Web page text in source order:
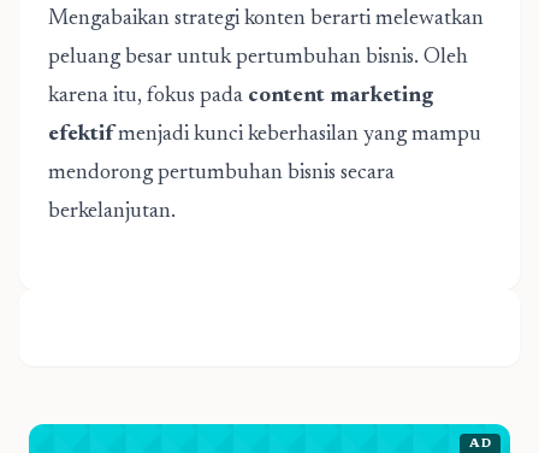
Mengabaikan strategi konten berarti melewatkan
peluang besar untuk pertumbuhan bisnis. Oleh
karena itu, fokus pada content marketing
efektif menjadi kunci keberhasilan yang mampu
mendorong pertumbuhan bisnis secara
berkelanjutan.
AD